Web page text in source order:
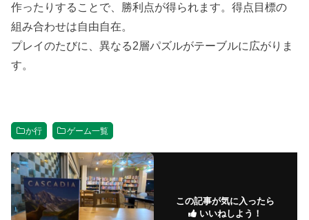
作ったりすることで、勝利点が得られます。得点目標の
組み合わせは自由自在。
プレイのたびに、異なる2層パズルがテーブルに広がりま
す。
か行 ゲーム一覧
この記事が気に入ったら
いいねしよう！